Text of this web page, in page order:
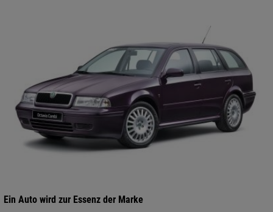
Ein Auto wird zur Essenz der Marke